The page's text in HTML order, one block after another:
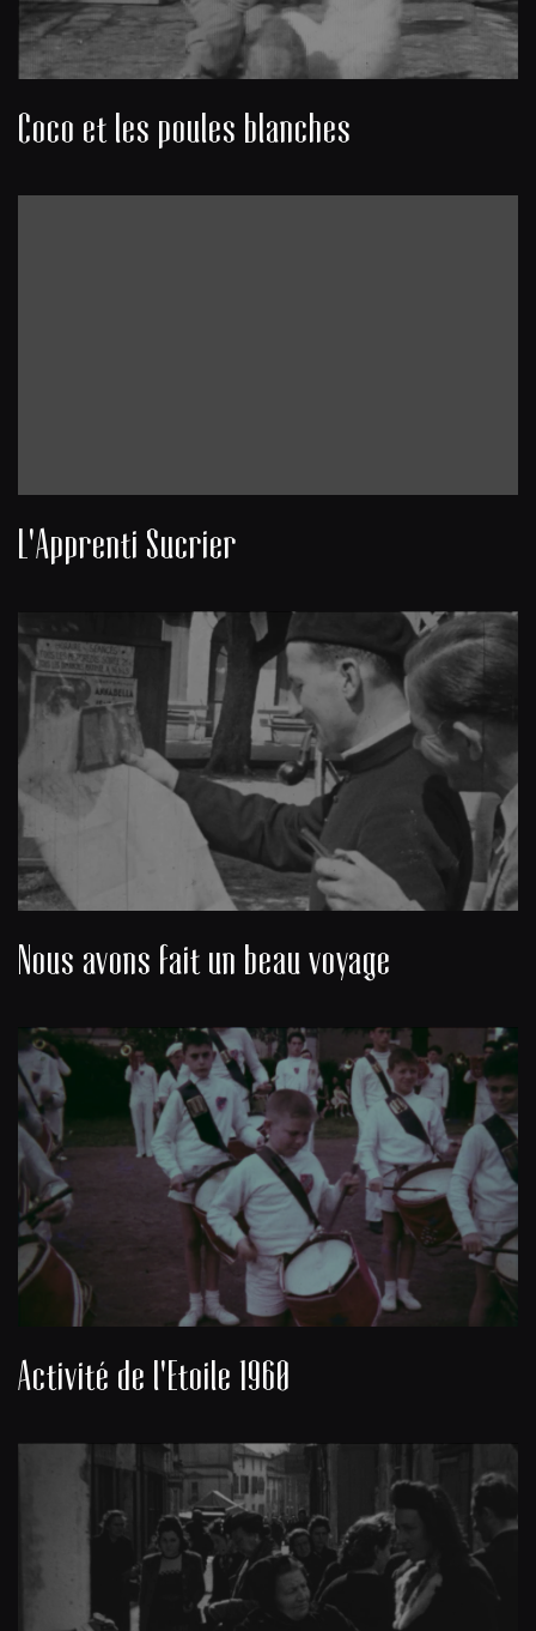
Coco et les poules blanches
L'Apprenti Sucrier
Nous avons fait un beau voyage
Activité de l'Etoile 1960